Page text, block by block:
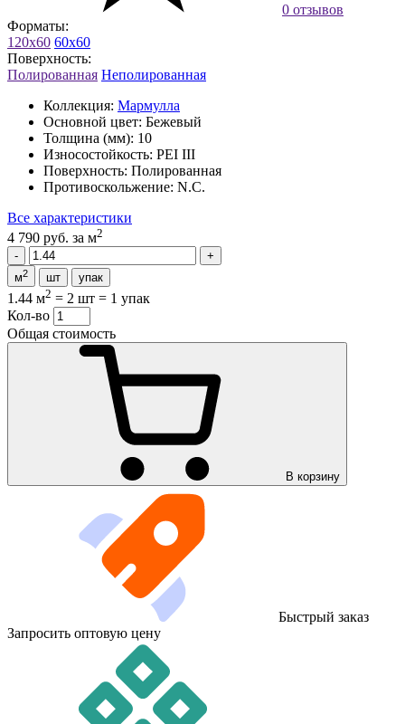
0 отзывов
Форматы:
120x60 60x60
Поверхность:
Полированная Неполированная
Коллекция: Мармулла
Основной цвет: Бежевый
Толщина (мм): 10
Износостойкость: PEI III
Поверхность: Полированная
Противоскольжение: N.C.
Все характеристики
4 790 руб. за м2
м2 шт упак
1.44 м2 = 2 шт = 1 упак
Кол-во
Общая стоимость
В корзину
Быстрый заказ
Запросить оптовую цену